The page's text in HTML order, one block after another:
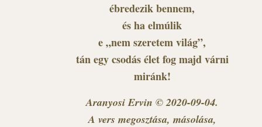
ébredezik bennem,
és ha elmúlik
e „nem szeretem világ”,
tán egy csodás élet fog majd várni
miránk!
Aranyosi Ervin © 2020-09-04.
A vers megosztása, másolása,